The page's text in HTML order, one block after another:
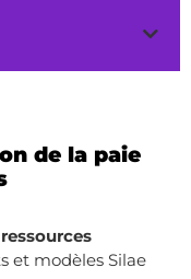
de la paie
et modèles Silae